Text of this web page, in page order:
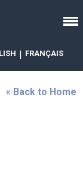
| FRANÇAIS
« Back to Home